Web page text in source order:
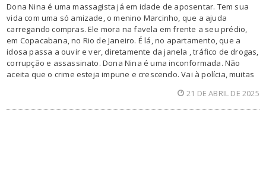
Dona Nina é uma massagista já em idade de aposentar. Tem sua
vida com uma só amizade, o menino Marcinho, que a ajuda
carregando compras. Ele mora na favela em frente a seu prédio,
em Copacabana, no Rio de Janeiro. É lá, no apartamento, que a
idosa passa a ouvir e ver, diretamente da janela , tráfico de drogas,
corrupção e assassinato. Dona Nina é uma inconformada. Não
aceita que o crime esteja impune e crescendo. Vai à polícia, muitas
21 DE ABRIL DE 2025